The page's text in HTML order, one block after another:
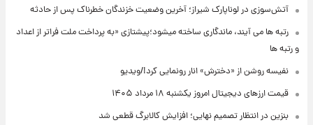
آتش‌سوزی در لوناپارک شیراز؛ آخرین وضعیت خزندگان خطرناک پس از حادثه
رتبه ها می آیند، ماندگاری ساخته میشود؛پیشتازی «به پرداخت ملت فراتر از اعداد
و رتبه ها
نفیسه روشن از «دخترش» انار رونمایی کرد!/ویدیو
قیمت ارزهای دیجیتال امروز یکشنبه ۱۸ مرداد ۱۴۰۵
بنزین در انتظار تصمیم نهایی؛ افزایش کالابرگ قطعی شد